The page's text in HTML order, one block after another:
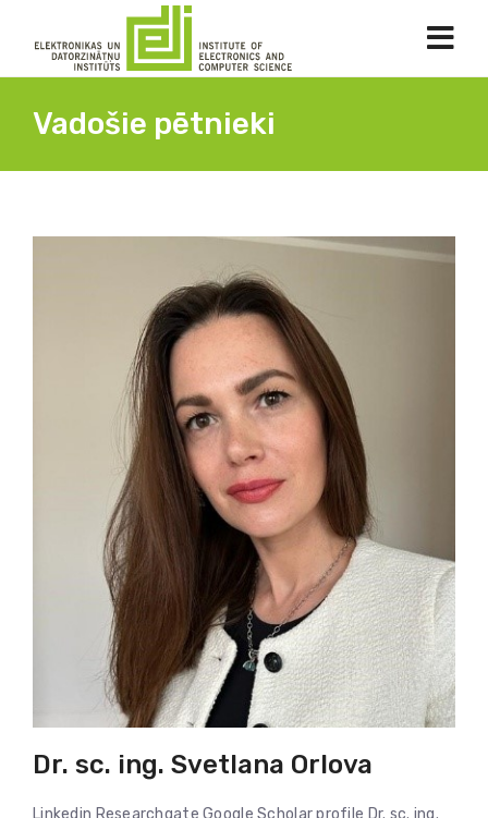
Vadošie pētnieki
Dr. sc. ing. Svetlana Orlova